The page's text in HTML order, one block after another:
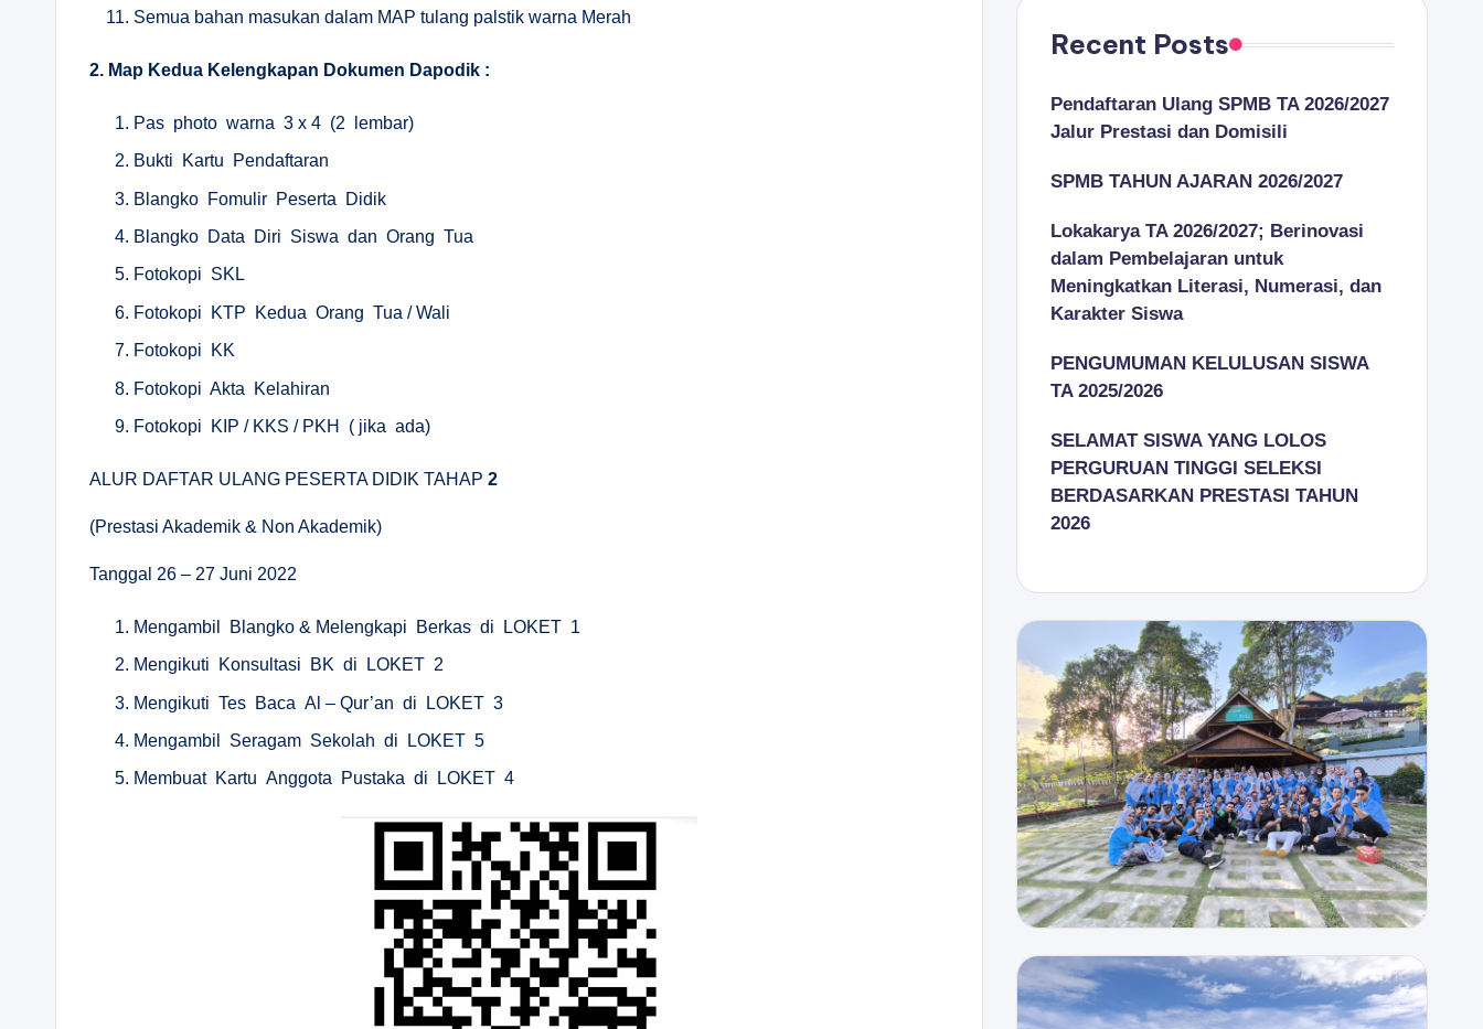
Semua bahan masukan dalam MAP tulang palstik warna Merah
2. Map Kedua Kelengkapan Dokumen Dapodik :
Pas photo warna 3 x 4 (2 lembar)
Bukti Kartu Pendaftaran
Blangko Fomulir Peserta Didik
Blangko Data Diri Siswa dan Orang Tua
Fotokopi SKL
Fotokopi KTP Kedua Orang Tua / Wali
Fotokopi KK
Fotokopi Akta Kelahiran
Fotokopi KIP / KKS / PKH ( jika ada)
ALUR DAFTAR ULANG PESERTA DIDIK TAHAP 2
(Prestasi Akademik & Non Akademik)
Tanggal 26 – 27 Juni 2022
Mengambil Blangko & Melengkapi Berkas di LOKET 1
Mengikuti Konsultasi BK di LOKET 2
Mengikuti Tes Baca Al – Qur’an di LOKET 3
Mengambil Seragam Sekolah di LOKET 5
Membuat Kartu Anggota Pustaka di LOKET 4
Recent Posts
Pendaftaran Ulang SPMB TA 2026/2027
Jalur Prestasi dan Domisili
SPMB TAHUN AJARAN 2026/2027
Lokakarya TA 2026/2027; Berinovasi
dalam Pembelajaran untuk
Meningkatkan Literasi, Numerasi, dan
Karakter Siswa
PENGUMUMAN KELULUSAN SISWA
TA 2025/2026
SELAMAT SISWA YANG LOLOS
PERGURUAN TINGGI SELEKSI
BERDASARKAN PRESTASI TAHUN
2026